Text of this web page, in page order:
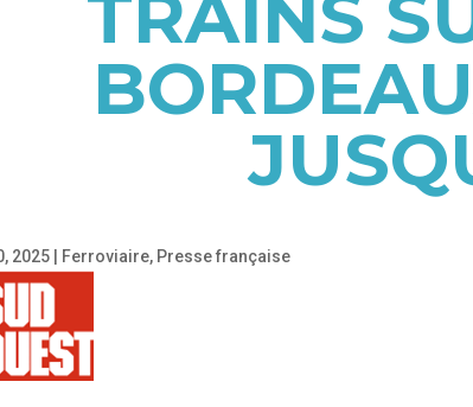
2025 Ferroviaire, Presse française